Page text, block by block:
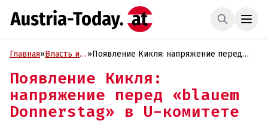
Главная»Власть и
»Появление Кикля: напряжение перед
Появление Кикля:
напряжение перед «blauem
Donnerstag» в U-комитете